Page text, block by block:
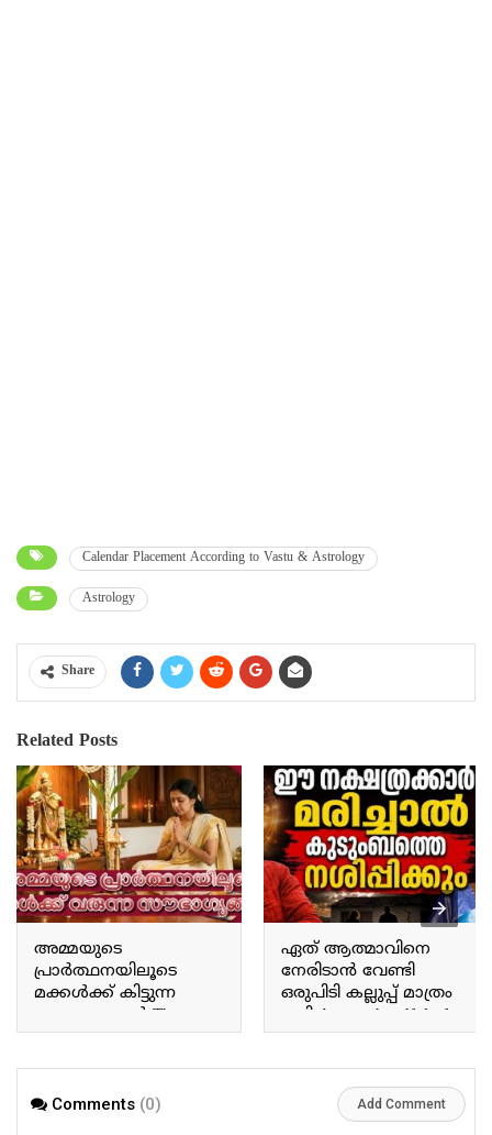
Calendar Placement According to Vastu & Astrology
Astrology
Share
Related Posts
അമ്മയുടെ
പ്രാർത്ഥനയിലൂടെ
മക്കൾക്ക് കിട്ടുന്ന
സൗഭാഗ്യങ്ങൾ The
blessings children receive
ഏത് ആത്മാവിനെ
നേരിടാൻ വേണ്ടി
ഒരുപിടി കല്ലുപ്പ് മാത്രം
മതി A mere handful of
rock salt is enough to
Comments (0) Add Comment